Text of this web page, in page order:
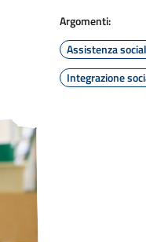
Argomenti:
Assistenza
Integrazione